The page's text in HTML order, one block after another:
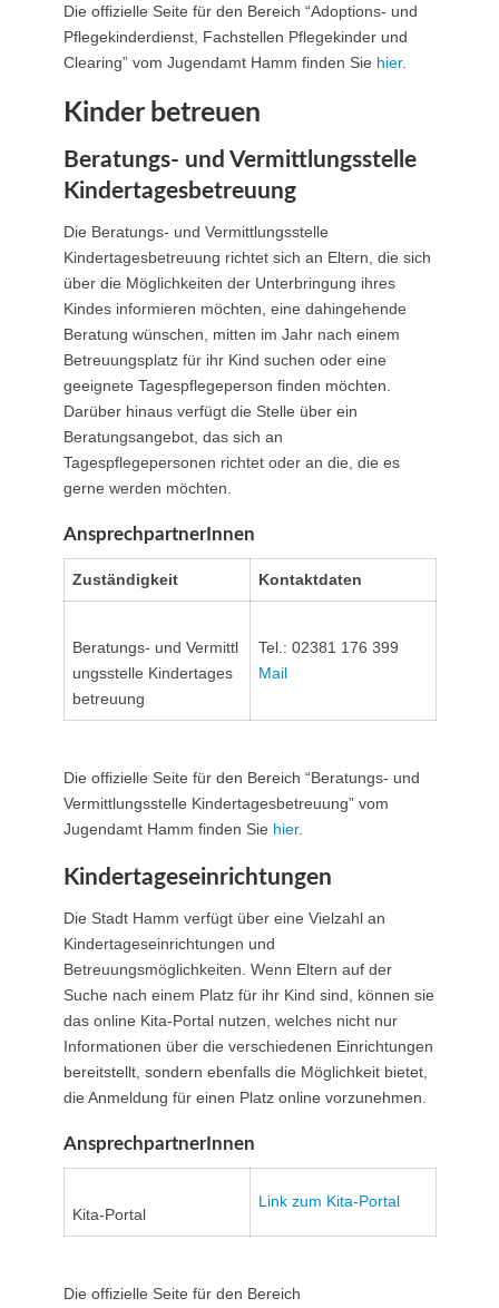
Die offizielle Seite für den Bereich “Adoptions- und
Pflegekinderdienst, Fachstellen Pflegekinder und
Clearing” vom Jugendamt Hamm finden Sie hier.
Kinder betreuen
Beratungs- und Vermittlungsstelle
Kindertagesbetreuung
Die Beratungs- und Vermittlungsstelle
Kindertagesbetreuung richtet sich an Eltern, die sich
über die Möglichkeiten der Unterbringung ihres
Kindes informieren möchten, eine dahingehende
Beratung wünschen, mitten im Jahr nach einem
Betreuungsplatz für ihr Kind suchen oder eine
geeignete Tagespflegeperson finden möchten.
Darüber hinaus verfügt die Stelle über ein
Beratungsangebot, das sich an
Tagespflegepersonen richtet oder an die, die es
gerne werden möchten.
AnsprechpartnerInnen
Zuständigkeit Kontaktdaten
Beratungs- und Vermittl
ungsstelle Kindertages
betreuung
Tel.: 02381 176 399
Mail
Die offizielle Seite für den Bereich “Beratungs- und
Vermittlungsstelle Kindertagesbetreuung” vom
Jugendamt Hamm finden Sie hier.
Kindertageseinrichtungen
Die Stadt Hamm verfügt über eine Vielzahl an
Kindertageseinrichtungen und
Betreuungsmöglichkeiten. Wenn Eltern auf der
Suche nach einem Platz für ihr Kind sind, können sie
das online Kita-Portal nutzen, welches nicht nur
Informationen über die verschiedenen Einrichtungen
bereitstellt, sondern ebenfalls die Möglichkeit bietet,
die Anmeldung für einen Platz online vorzunehmen.
AnsprechpartnerInnen
Kita-Portal
Link zum Kita-Portal
Die offizielle Seite für den Bereich